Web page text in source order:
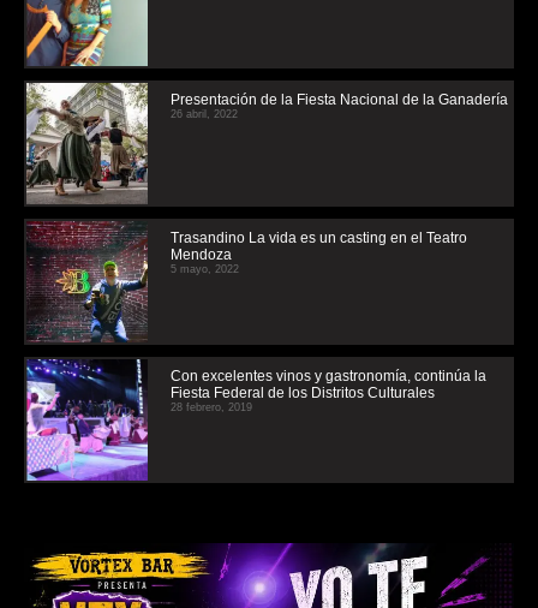
Presentación de la Fiesta Nacional de la Ganadería
26 abril, 2022
Trasandino La vida es un casting en el Teatro
Mendoza
5 mayo, 2022
Con excelentes vinos y gastronomía, continúa la
Fiesta Federal de los Distritos Culturales
28 febrero, 2019